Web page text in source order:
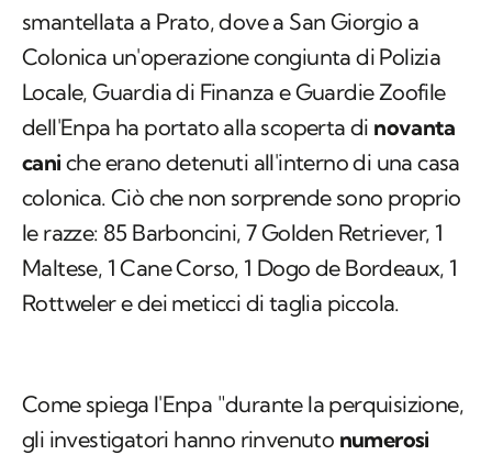
smantellata a Prato, dove a San Giorgio a
Colonica un'operazione congiunta di Polizia
Locale, Guardia di Finanza e Guardie Zoofile
dell'Enpa ha portato alla scoperta di novanta
cani che erano detenuti all'interno di una casa
colonica. Ciò che non sorprende sono proprio
le razze: 85 Barboncini, 7 Golden Retriever, 1
Maltese, 1 Cane Corso, 1 Dogo de Bordeaux, 1
Rottweler e dei meticci di taglia piccola.
Come spiega l'Enpa "durante la perquisizione,
gli investigatori hanno rinvenuto numerosi